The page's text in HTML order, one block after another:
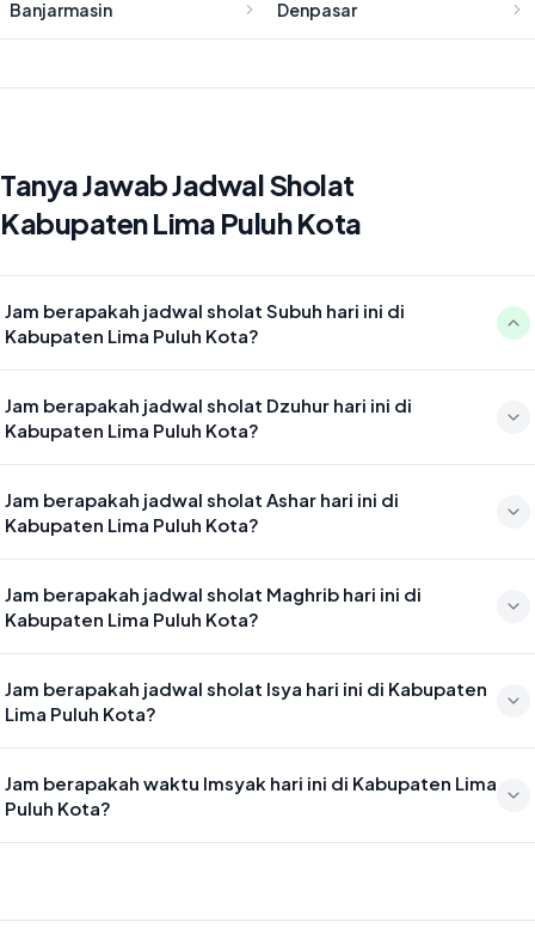
Banjarmasin Denpasar
Tanya Jawab Jadwal Sholat
Kabupaten Lima Puluh Kota
Jam berapakah jadwal sholat Subuh hari ini di
Kabupaten Lima Puluh Kota?
05:02
Jam berapakah jadwal sholat Dzuhur hari ini di
Kabupaten Lima Puluh Kota?
pada 12:27
Jam berapakah jadwal sholat Ashar hari ini di
Kabupaten Lima Puluh Kota?
15:47
Jam berapakah jadwal sholat Maghrib hari ini di
Kabupaten Lima Puluh Kota?
pada 18:30
Jam berapakah jadwal sholat Isya hari ini di Kabupaten
Lima Puluh Kota?
19:41
Jam berapakah waktu Imsyak hari ini di Kabupaten Lima
Puluh Kota?